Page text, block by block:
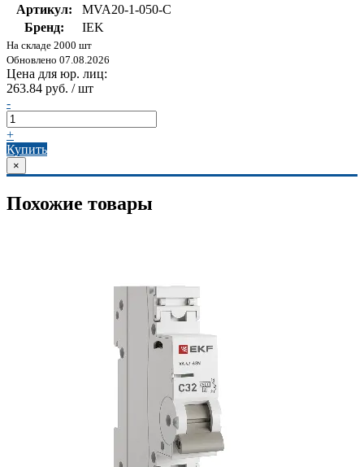
Артикул:
MVA20-1-050-C
Бренд:
IEK
На складе 2000 шт
Обновлено 07.08.2026
Цена для юр. лиц:
263.84 руб. / шт
-
+
Купить
×
Похожие товары